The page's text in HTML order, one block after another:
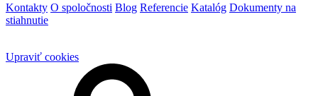
Kontakty O spoločnosti Blog Referencie Katalóg Dokumenty na
stiahnutie
Upraviť cookies